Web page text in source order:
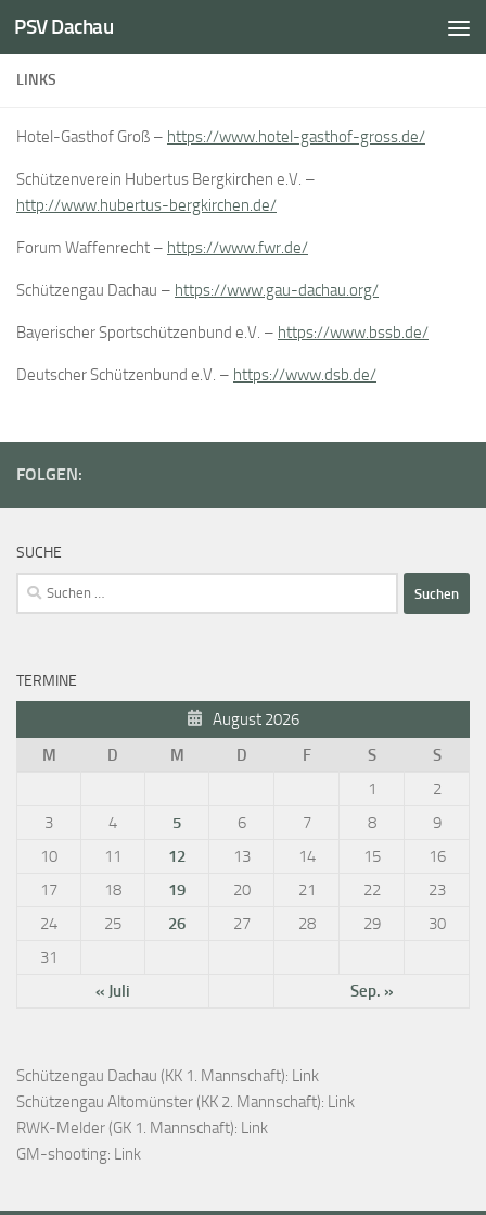
Unter dem Inhalt
PSV Dachau
LINKS
Hotel-Gasthof Groß – https://www.hotel-gasthof-gross.de/
Schützenverein Hubertus Bergkirchen e.V. –
http://www.hubertus-bergkirchen.de/
Forum Waffenrecht – https://www.fwr.de/
Schützengau Dachau – https://www.gau-dachau.org/
Bayerischer Sportschützenbund e.V. – https://www.bssb.de/
Deutscher Schützenbund e.V. – https://www.dsb.de/
FOLGEN:
SUCHE
Suchen
nach:
TERMINE
August 2026
M
D M D F S
S
1
2
3
4 5 6 7 8
9
10
11 12 13 14 15
16
17
18 19 20 21 22
23
24
25 26 27 28 29
30
31
« Juli
Sep. »
Schützengau Dachau (KK 1. Mannschaft): Link
Schützengau Altomünster (KK 2. Mannschaft): Link
RWK-Melder (GK 1. Mannschaft): Link
GM-shooting: Link